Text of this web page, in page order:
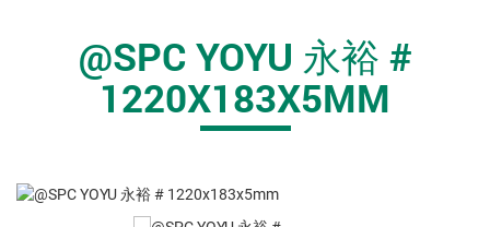
@SPC YOYU 永裕 #
1220X183X5MM